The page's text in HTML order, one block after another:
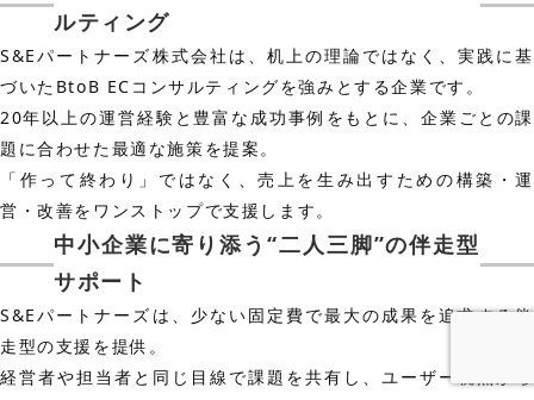
ルティング
S&Eパートナーズ株式会社は、机上の理論ではなく、実践に基
づいたBtoB ECコンサルティングを強みとする企業です。
20年以上の運営経験と豊富な成功事例をもとに、企業ごとの課
題に合わせた最適な施策を提案。
「作って終わり」ではなく、売上を生み出すための構築・運
営・改善をワンストップで支援します。
中小企業に寄り添う“二人三脚”の伴走型
サポート
S&Eパートナーズは、少ない固定費で最大の成果を追求する伴
走型の支援を提供。
経営者や担当者と同じ目線で課題を共有し、ユーザー視点から